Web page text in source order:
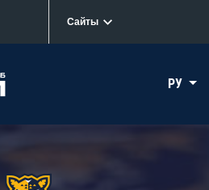
Сайты
РУ